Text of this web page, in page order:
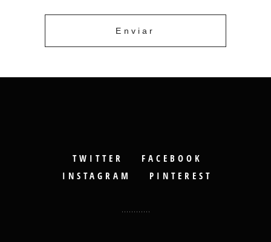
TWITTER
FACEBOOK
INSTAGRAM
PINTEREST